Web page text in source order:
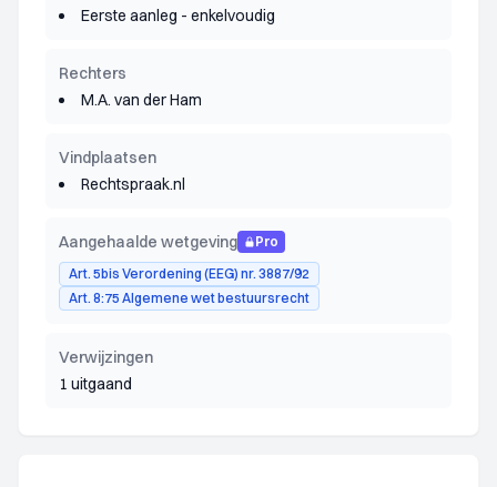
Eerste aanleg - enkelvoudig
Rechters
M.A. van der Ham
Vindplaatsen
Rechtspraak.nl
Aangehaalde wetgeving
Pro
Art. 5bis Verordening (EEG) nr. 3887/92
Art. 8:75 Algemene wet bestuursrecht
Verwijzingen
1 uitgaand